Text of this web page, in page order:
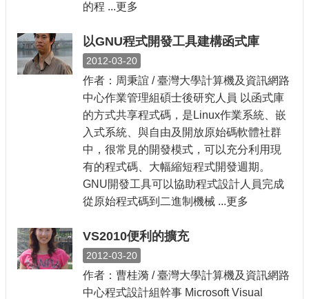
的程 ...更多
以GNU程式開發工具建構函式庫
2012-03-20
作者：周秉誼 / 臺灣大學計算機及資訊網路
中心作業管理組碩士後研究人員 以函式庫
的方式共享程式碼，是Linux作業系統、嵌
入式系統、與自由及開放原始碼軟體社群
中，很常見的開發模式，可以充分利用現
有的程式碼、大幅縮短程式開發週期。
GNU開發工具可以協助程式設計人員完成
從原始程式碼到二進制機械 ...更多
VS2010便利的擴充
2012-03-20
作者：曹桂漪 / 臺灣大學計算機及資訊網路
中心程式設計組幹事 Microsoft Visual